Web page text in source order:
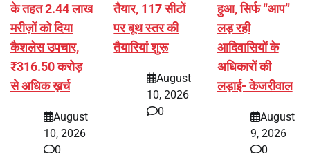
के तहत 2.44 लाख
मरीज़ों को दिया
कैशलेस उपचार,
₹316.50 करोड़
से अधिक ख़र्च
August
10, 2026
0
तैयार, 117 सीटों
पर बूथ स्तर की
तैयारियां शुरू
August
10, 2026
0
हुआ, सिर्फ ‘‘आप’’
लड़ रही
आदिवासियों के
अधिकारों की
लड़ाई- केजरीवाल
August
9, 2026
0